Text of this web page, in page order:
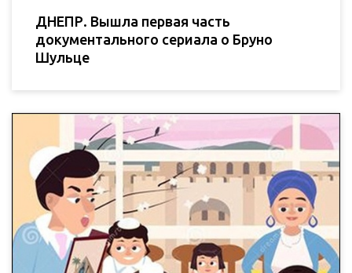
ДНЕПР. Вышла первая часть
документального сериала о Бруно
Шульце